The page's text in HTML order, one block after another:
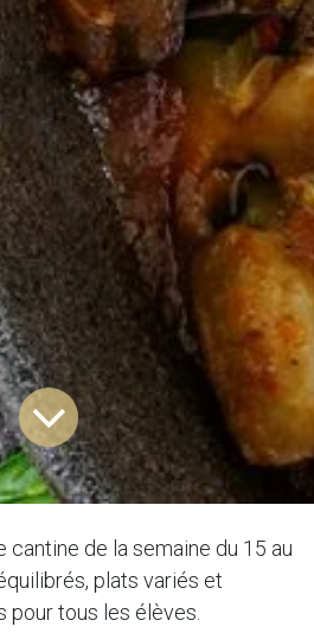
cantine de la semaine du 15 au
plats variés et
tous les élèves.